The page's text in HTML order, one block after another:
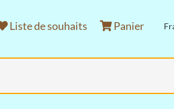
Liste de souhaits Panier